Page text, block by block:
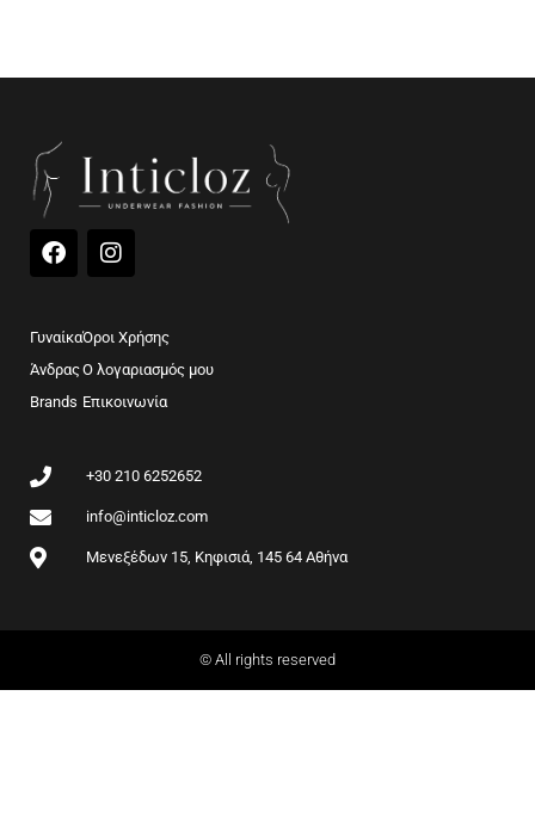
F
a
b
o
o
k
I
n
a
r
a
Γυναίκα
Άνδρας
Brands
Όροι Χρήσης
Ο λογαριασμός μου
Επικοινωνία
+30 210 6252652
info@inticloz.com
Μενεξέδων 15, Κηφισιά, 145 64 Αθήνα
© All rights reserved